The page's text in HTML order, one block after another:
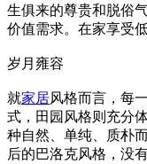
生俱来的尊贵和脱俗
价值需求。在家享受
岁月雍容
就家居风格而言，每
式，田园风格则充分
种自然、单纯、质朴
后的巴洛克风格，没